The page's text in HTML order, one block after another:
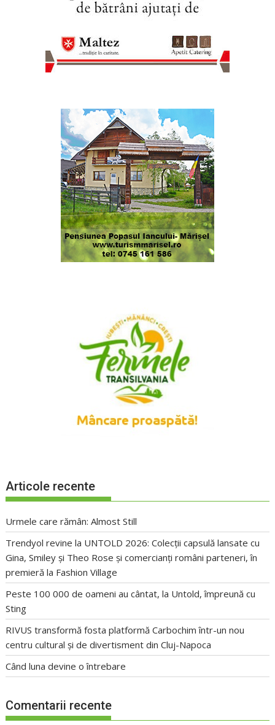
Articole recente
Urmele care rămân: Almost Still
Trendyol revine la UNTOLD 2026: Colecții capsulă lansate cu
Gina, Smiley și Theo Rose și comercianți români parteneri, în
premieră la Fashion Village
Peste 100 000 de oameni au cântat, la Untold, împreună cu
Sting
RIVUS transformă fosta platformă Carbochim într-un nou
centru cultural și de divertisment din Cluj-Napoca
Când luna devine o întrebare
Comentarii recente